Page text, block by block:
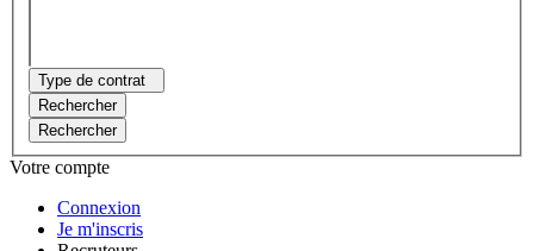
Type de contrat
Rechercher
Rechercher
Votre compte
Connexion
Je m'inscris